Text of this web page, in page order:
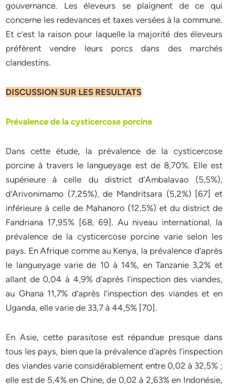
gouvernance. Les éleveurs se plaignent de ce qui
concerne les redevances et taxes versées à la commune.
Et c’est la raison pour laquelle la majorité des éleveurs
préfèrent vendre leurs porcs dans des marchés
clandestins.
DISCUSSION SUR LES RESULTATS
Prévalence de la cysticercose porcine
Dans cette étude, la prévalence de la cysticercose
porcine à travers le langueyage est de 8,70%. Elle est
supérieure à celle du district d’Ambalavao (5,5%),
d’Arivonimamo (7,25%), de Mandritsara (5,2%) [67] et
inférieure à celle de Mahanoro (12,5%) et du district de
Fandriana 17,95% [68, 69]. Au niveau international, la
prévalence de la cysticercose porcine varie selon les
pays. En Afrique comme au Kenya, la prévalence d’après
le langueyage varie de 10 à 14%, en Tanzanie 3,2% et
allant de 0,04 à 4,9% d’après l’inspection des viandes,
au Ghana 11,7% d’après l’inspection des viandes et en
Uganda, elle varie de 33,7 à 44,5% [70].
En Asie, cette parasitose est répandue presque dans
tous les pays, bien que la prévalence d’après l’inspection
des viandes varie considérablement entre 0,02 à 32,5% ;
elle est de 5,4% en Chine, de 0,02 à 2,63% en Indonésie,